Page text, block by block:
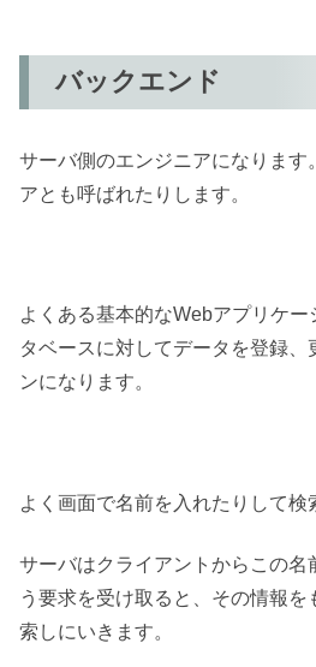
バックエンド
サーバ側のエンジニアになります
アとも呼ばれたりします。
よくある基本的なWebアプリケ
タベースに対してデータを登録、
ンになります。
よく画面で名前を入れたりして検
サーバはクライアントからこの名
う要求を受け取ると、その情報
索しにいきます。